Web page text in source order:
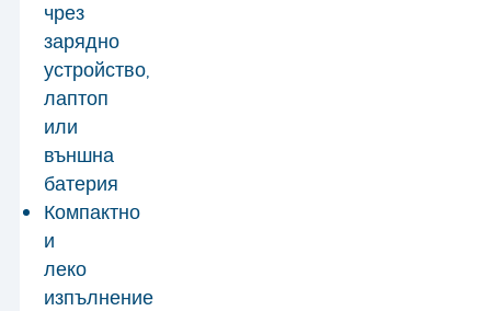
чрез
зарядно
устройство,
лаптоп
или
външна
батерия
Компактно
и
леко
изпълнение